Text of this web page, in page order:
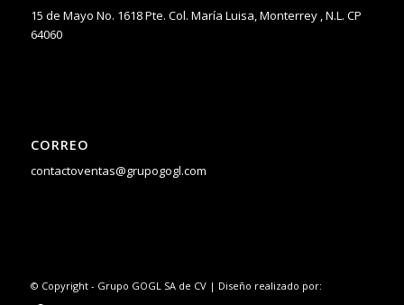
15 de Mayo No. 1618 Pte. Col. María Luisa, Monterrey , N.L. CP
64060
CORREO
contactoventas@grupogogl.com
© Copyright - Grupo GOGL SA de CV | Diseño realizado por: